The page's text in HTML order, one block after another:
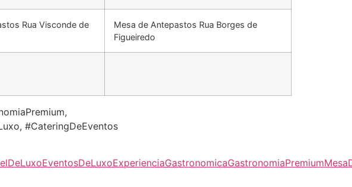
Rua Visconde de
Mesa de Antepastos Rua Borges de
Figueiredo
#CateringDeEventos
EventosDeLuxoExperienciaGastronomicaGastronomiaPremium